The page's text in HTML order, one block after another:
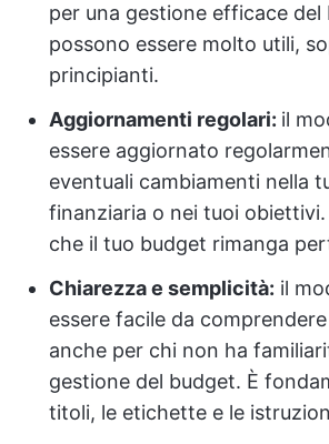
per una gestione efficace del
possono essere molto utili,
principianti.
Aggiornamenti regolari: il
essere aggiornato
eventuali cambiamenti nella
finanziaria o nei tuoi
che il tuo budget rimanga
Chiarezza e semplicità: il
essere facile da
anche per chi non ha
gestione del budget. È
titoli, le etichette e le